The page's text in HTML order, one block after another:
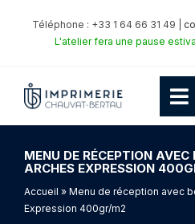
Téléphone : +33 1 64 66 31 49 |
L'atelier fera une pause
MENU DE RÉCEPTION AVEC
ARCHES EXPRESSION
Accueil » Menu de réception avec
Expression 400gr/m2